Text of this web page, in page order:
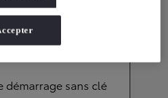
démarrage sans clé